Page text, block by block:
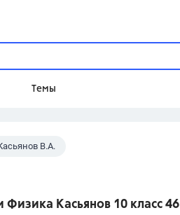
Темы
Домашнее задание
В.А.
Касьянов 10 класс